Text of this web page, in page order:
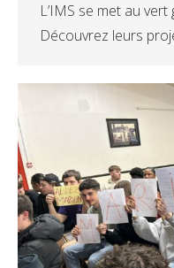
L’IMS se met au
Découvrez leurs